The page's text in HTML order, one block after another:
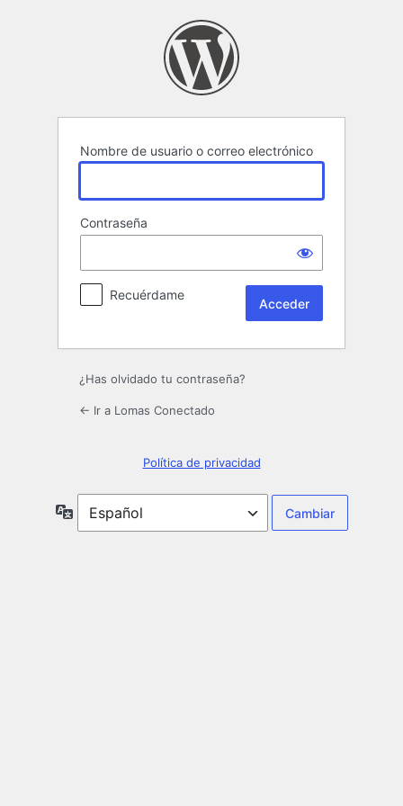
Nombre de usuario o correo electrónico
Contraseña
Recuérdame
¿Has olvidado tu contraseña?
← Ir a Lomas Conectado
Política de privacidad
Idioma